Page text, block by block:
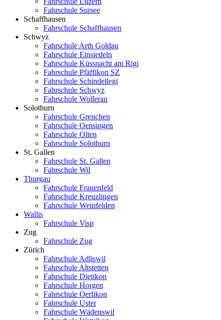
Fahrschule Sursee
Schaffhausen
Fahrschule Schaffhausen
Schwyz
Fahrschule Arth Goldau
Fahrschule Einsiedeln
Fahrschule Küssnacht am Rigi
Fahrschule Pfäffikon SZ
Fahrschule Schindellegi
Fahrschule Schwyz
Fahrschule Wollerau
Solothurn
Fahrschule Grenchen
Fahrschule Oensingen
Fahrschule Olten
Fahrschule Solothurn
St. Gallen
Fahrschule St. Gallen
Fahrschule Wil
Thurgau
Fahrschule Frauenfeld
Fahrschule Kreuzlingen
Fahrschule Weinfelden
Wallis
Fahrschule Visp
Zug
Fahrschule Zug
Zürich
Fahrschule Adliswil
Fahrschule Altstetten
Fahrschule Dietikon
Fahrschule Horgen
Fahrschule Oerlikon
Fahrschule Uster
Fahrschule Wädenswil